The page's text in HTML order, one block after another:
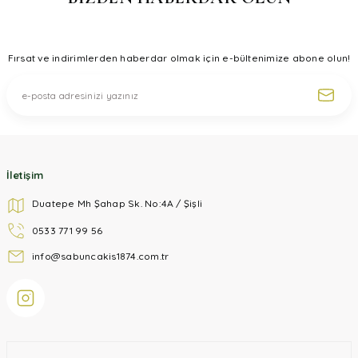
Bu ürüne benzer farklı alternatifler olmalı.
Fırsat ve indirimlerden haberdar olmak için e-bültenimize abone olun!
İletişim
Duatepe Mh Şahap Sk. No:4A / Şişli
0533 771 99 56
info@sabuncakis1874.com.tr